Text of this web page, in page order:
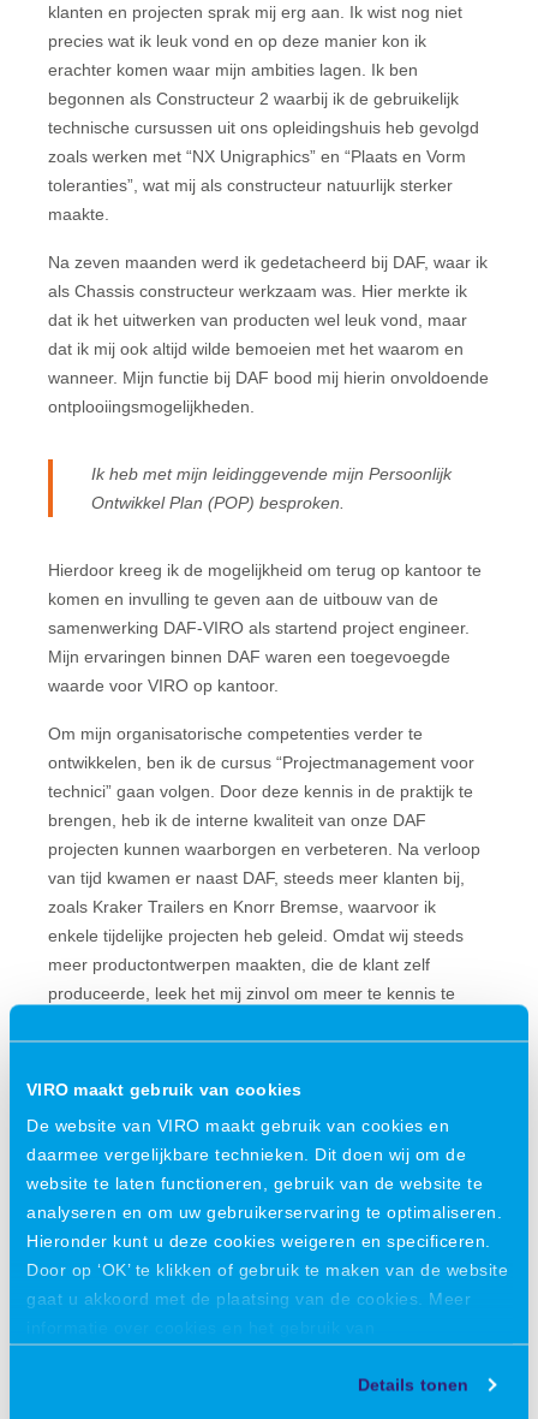
VIRO maakt gebruik van cookies
De website van VIRO maakt gebruik van cookies en
daarmee vergelijkbare technieken. Dit doen wij om de
website te laten functioneren, gebruik van de website te
analyseren en om uw gebruikerservaring te optimaliseren.
Hieronder kunt u deze cookies weigeren en specificeren.
Door op ‘OK’ te klikken of gebruik te maken van de website
gaat u akkoord met de plaatsing van de cookies. Meer
informatie over cookies en het gebruik van
Details tonen
klanten en projecten sprak mij erg aan. Ik wist nog niet
precies wat ik leuk vond en op deze manier kon ik
erachter komen waar mijn ambities lagen. Ik ben
begonnen als Constructeur 2 waarbij ik de gebruikelijk
technische cursussen uit ons opleidingshuis heb gevolgd
zoals werken met “NX Unigraphics” en “Plaats en Vorm
toleranties”, wat mij als constructeur natuurlijk sterker
maakte.
Na zeven maanden werd ik gedetacheerd bij DAF, waar ik
als Chassis constructeur werkzaam was. Hier merkte ik
dat ik het uitwerken van producten wel leuk vond, maar
dat ik mij ook altijd wilde bemoeien met het waarom en
wanneer. Mijn functie bij DAF bood mij hierin onvoldoende
ontplooiingsmogelijkheden.
Ik heb met mijn leidinggevende mijn Persoonlijk
Ontwikkel Plan (POP) besproken.
Hierdoor kreeg ik de mogelijkheid om terug op kantoor te
komen en invulling te geven aan de uitbouw van de
samenwerking DAF-VIRO als startend project engineer.
Mijn ervaringen binnen DAF waren een toegevoegde
waarde voor VIRO op kantoor.
Om mijn organisatorische competenties verder te
ontwikkelen, ben ik de cursus “Projectmanagement voor
technici” gaan volgen. Door deze kennis in de praktijk te
brengen, heb ik de interne kwaliteit van onze DAF
projecten kunnen waarborgen en verbeteren. Na verloop
van tijd kwamen er naast DAF, steeds meer klanten bij,
zoals Kraker Trailers en Knorr Bremse, waarvoor ik
enkele tijdelijke projecten heb geleid. Omdat wij steeds
meer productontwerpen maakten, die de klant zelf
produceerde, leek het mij zinvol om meer te kennis te
beter in te vullen. Dit heb ik gerealiseerd door de cursus
materiaalsoorten en specifieke productietechnieken
centraal zoals lassen, verspanen en plaat/zetwerk.
Om mijzelf te blijven ontwikkelen, heb ik ook gekeken
naar specifieke werkzaamheden waarin ik beter wilde
worden en welke niet direct in mijn opleiding naar voren
zijn gekomen. Ik kreeg steeds meer te maken met
aanvragen en offertes. Om mij hierin te verbeteren heb ik
vertalen van klantvragen en eisen centraal stond.